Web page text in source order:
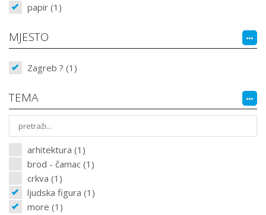
papir (1)
MJESTO
Zagreb ? (1)
TEMA
arhitektura (1)
brod - čamac (1)
crkva (1)
ljudska figura (1)
more (1)